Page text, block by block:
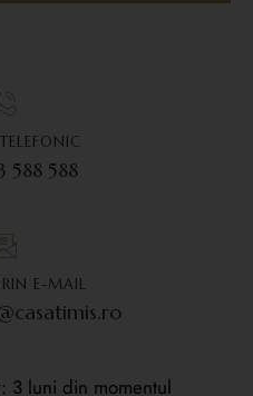
588 588
E-MAIL
3 luni din momentul